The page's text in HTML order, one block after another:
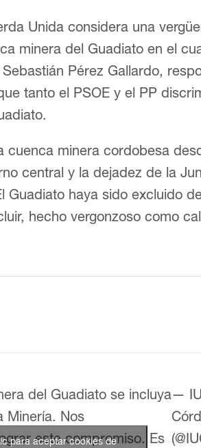
Unida considera una
minera del Guadiato en el
Pérez Gallardo,
tanto el PSOE y el PP
cuenca minera cordobesa
central y la dejadez de la
Guadiato haya sido excluido
hecho vergonzoso como
del Guadiato se incluya
Minería. Nos
este compromiso. Es
— IU
para aceptar cookies de